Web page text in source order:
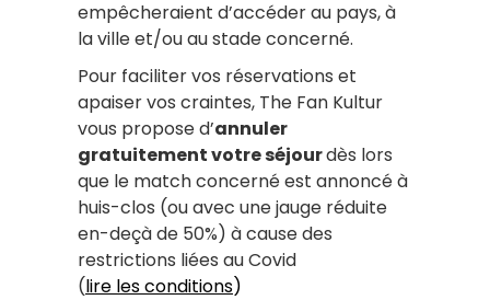
empêcheraient d’accéder au pays, à
la ville et/ou au stade concerné.
Pour faciliter vos réservations et
apaiser vos craintes, The Fan Kultur
vous propose d’annuler
gratuitement votre séjourdès lors
que le match concerné est annoncé à
huis-clos (ou avec une jauge réduite
en-deçà de 50%) à cause des
restrictions liées au Covid
(lire les conditions)